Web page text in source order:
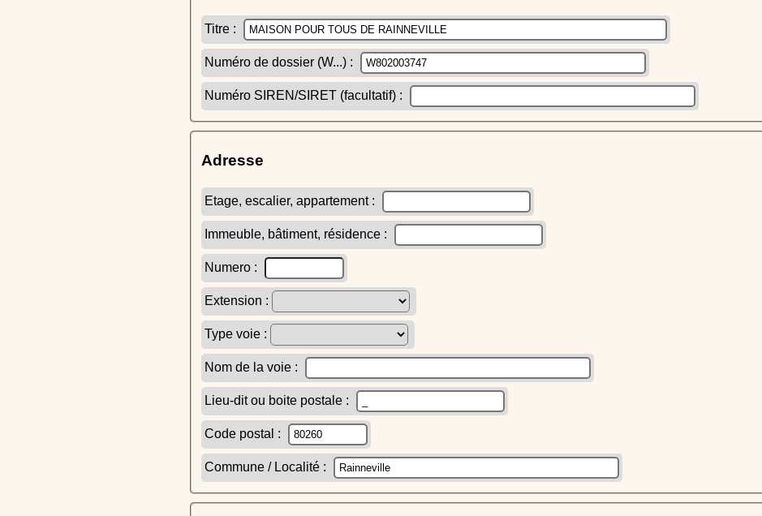
Titre :
Numéro de dossier (W...) :
Numéro SIREN/SIRET (facultatif) :
Adresse
Etage, escalier, appartement :
Immeuble, bâtiment, résidence :
Numero :
Extension :
Type voie :
Nom de la voie :
Lieu-dit ou boite postale :
Code postal :
Commune / Localité :